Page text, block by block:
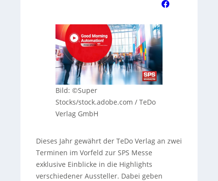
Bild: ©Super
Stocks/stock.adobe.com / TeDo
Verlag GmbH
Dieses Jahr gewährt der TeDo Verlag an zwei
Terminen im Vorfeld zur SPS Messe
exklusive Einblicke in die Highlights
verschiedener Aussteller. Dabei geben